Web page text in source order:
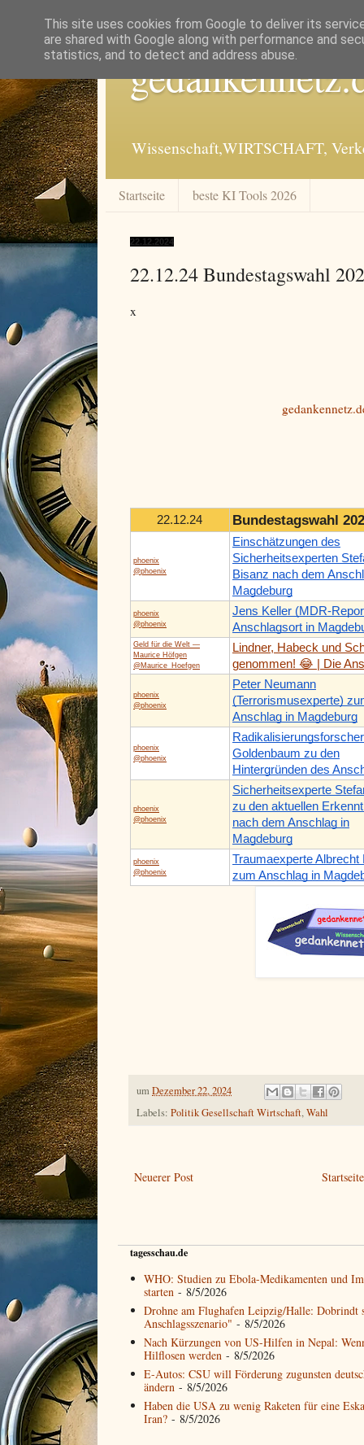
Wissenschaft,WIRTSCHAFT,
Startseite beste KI Tools 2026
22.12.2024
22.12.24 Bundestagswahl
x
22.12.24 Bundestagswahl
phoenix
@phoenix
Einschätzungen des
Sicherheitsexperten
Bisanz nach dem
Magdeburg
phoenix
@phoenix
Jens Keller (MDR-
Anschlagsort in
Geld für die Welt —
Maurice Höfgen
@Maurice_Hoefgen
Lindner, Habeck und
genommen! 😂 | Die
phoenix
@phoenix
Peter Neumann
(Terrorismusexperte)
Anschlag in Magdeburg
phoenix
@phoenix
Goldenbaum zu den
Hintergründen des
phoenix
@phoenix
Sicherheitsexperte
zu den aktuellen
nach dem Anschlag in
Magdeburg
phoenix
@phoenix
Traumaexperte Albrecht
zum Anschlag in
umDezember 22, 2024
Labels: Politik Gesellschaft Wirtschaft,Wahl
Neuerer Post Startseite
tagesschau.de
WHO: Studien zu Ebola-Medikamenten und
starten - 8/5/2026
Drohne am Flughafen Leipzig/Halle: Dobrindt
Anschlagsszenario" - 8/5/2026
Nach Kürzungen von US-Hilfen in Nepal:
Hilflosen werden - 8/5/2026
E-Autos: CSU will Förderung zugunsten
ändern - 8/5/2026
Haben die USA zu wenig Raketen für eine
Iran? - 8/5/2026
This site uses cookies from Google to deliver its
are shared with Google along with performance and
statistics, and to detect and address abuse.